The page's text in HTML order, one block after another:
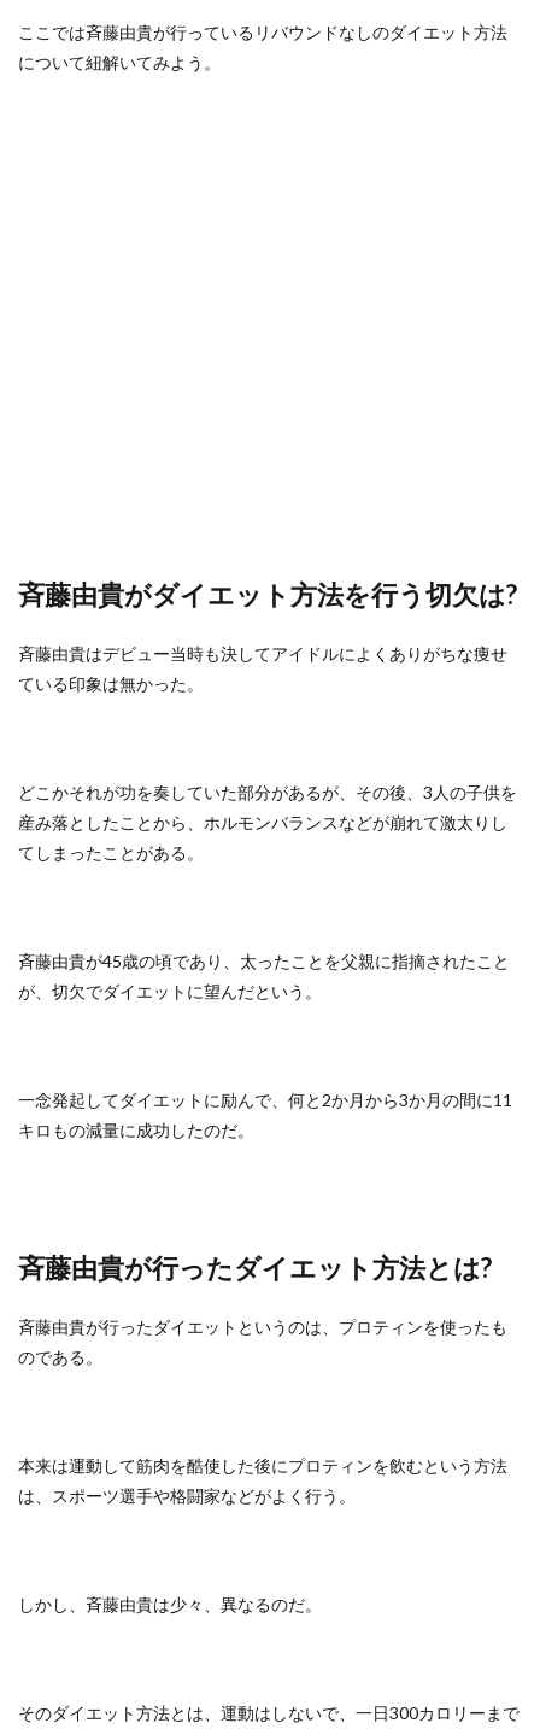
ここでは斉藤由貴が行っているリバウンドなしのダイエット方法
について紐解いてみよう。
斉藤由貴がダイエット方法を行う切欠は?
斉藤由貴はデビュー当時も決してアイドルによくありがちな痩せ
ている印象は無かった。
どこかそれが功を奏していた部分があるが、その後、3人の子供を
産み落としたことから、ホルモンバランスなどが崩れて激太りし
てしまったことがある。
斉藤由貴が45歳の頃であり、太ったことを父親に指摘されたこと
が、切欠でダイエットに望んだという。
一念発起してダイエットに励んで、何と2か月から3か月の間に11
キロもの減量に成功したのだ。
斉藤由貴が行ったダイエット方法とは?
斉藤由貴が行ったダイエットというのは、プロティンを使ったも
のである。
本来は運動して筋肉を酷使した後にプロティンを飲むという方法
は、スポーツ選手や格闘家などがよく行う。
しかし、斉藤由貴は少々、異なるのだ。
そのダイエット方法とは、運動はしないで、一日300カロリーまで